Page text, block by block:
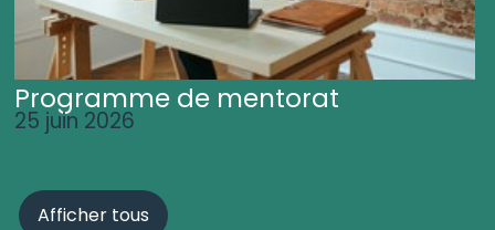
Programme de mentorat
25 juin 2026
Afficher tous